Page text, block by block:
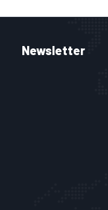
Newsletter